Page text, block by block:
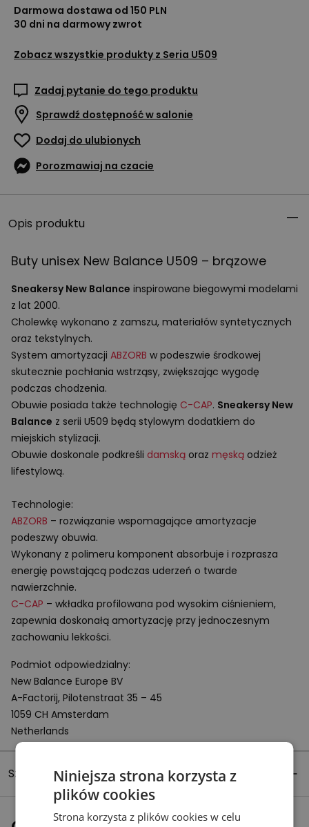
Darmowa dostawa od 150 PLN
30 dni na darmowy zwrot
Zobacz wszystkie produkty z Seria U509
Zadaj pytanie do tego produktu
Sprawdź dostępność w salonie
Dodaj do ulubionych
Porozmawiaj na czacie
Opis produktu
Buty unisex New Balance U509 – brązowe
Sneakersy New Balance inspirowane biegowymi modelami
z lat 2000.
Cholewkę wykonano z zamszu, materiałów syntetycznych
oraz tekstylnych.
System amortyzacji ABZORB w podeszwie środkowej
skutecznie pochłania wstrząsy, zwiększając wygodę
podczas chodzenia.
Obuwie posiada także technologię C-CAP. Sneakersy New
Balance z serii U509 będą stylowym dodatkiem do
miejskich stylizacji.
Obuwie doskonale podkreśli damską oraz męską odzież
lifestylową.
Technologie:
ABZORB – rozwiązanie wspomagające amortyzacje
podeszwy obuwia.
Wykonany z polimeru komponent absorbuje i rozprasza
energię powstającą podczas uderzeń o twarde
nawierzchnie.
C-CAP – wkładka profilowana pod wysokim ciśnieniem,
zapewnia doskonałą amortyzację przy jednoczesnym
zachowaniu lekkości.
Podmiot odpowiedzialny:
New Balance Europe BV
A-Factorij, Pilotenstraat 35 – 45
1059 CH Amsterdam
Netherlands
Szczegóły produktu
Niniejsza strona korzysta z
plików cookies
Strona korzysta z plików cookies w celu